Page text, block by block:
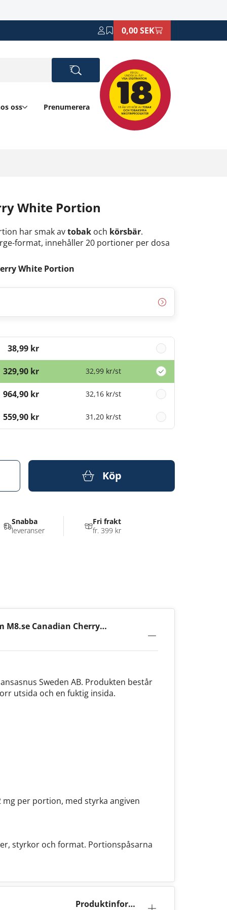
0,00 SEK
oss Prenumerera
White Portion
har smak avtobak och körsbär.
format, innehåller 20 portioner per dosa
White Portion
38,99 kr
329,90 kr 32,99 kr/st
964,90 kr 32,16 kr/st
559,90 kr 31,20 kr/st
Köp
Canadian Cherry
Sweden AB. Produkten består
utsida och en fuktig insida.
per portion, med styrka angiven
styrkor och format. Portionspåsarna
Produktinforma
Snabba
leveranser
Fri frakt
fr. 399 kr